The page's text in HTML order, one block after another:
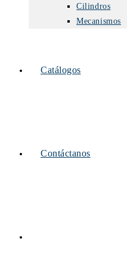
Cilindros
Mecanismos
Catálogos
Contáctanos